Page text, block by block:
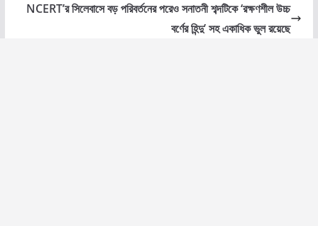
NCERT’র সিলেবাসে বড় পরিবর্তনের পরেও সনাতনী শব্দটিকে ‘রক্ষণশীল উচ্চ
বর্ণের হিন্দু’ সহ একাধিক ভুল রয়েছে